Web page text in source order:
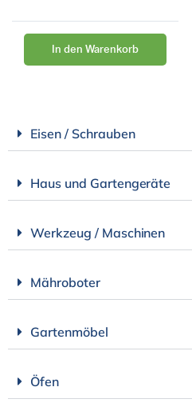
In den Warenkorb
Eisen / Schrauben
Haus und Gartengeräte
Werkzeug / Maschinen
Mähroboter
Gartenmöbel
Öfen